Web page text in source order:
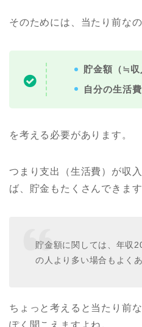
そのためには、当たり前な
貯金額（≒収
自分の生活
を考える必要があります。
つまり支出（生活費）が収
ば、貯金もたくさんできます
貯金額に関しては、年収
の人より多い場合もよくあ
ちょっと考えると当たり前